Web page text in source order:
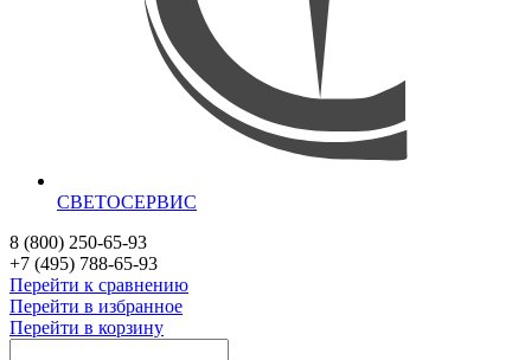
СВЕТОСЕРВИС
8 (800) 250-65-93
+7 (495) 788-65-93
Перейти к сравнению
Перейти в избранное
Перейти в корзину